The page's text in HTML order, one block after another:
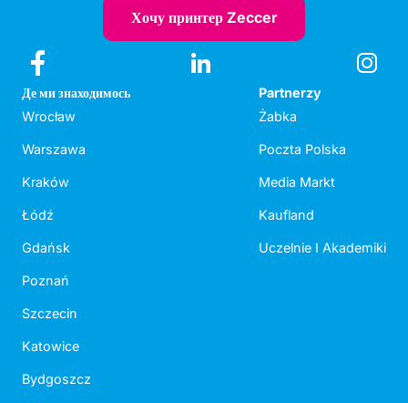
Хочу принтер Zeccer
Де ми знаходимось
Wrocław
Warszawa
Kraków
Łódź
Gdańsk
Poznań
Szczecin
Katowice
Bydgoszcz
Partnerzy
Żabka
Poczta Polska
Media Markt
Kaufland
Uczelnie I Akademiki